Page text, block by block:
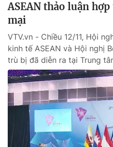
ASEAN thảo luận
mại
VTV.vn - Chiều 12/11, Hội
kinh tế ASEAN và Hội nghị
trù bị đã diễn ra tại Trung